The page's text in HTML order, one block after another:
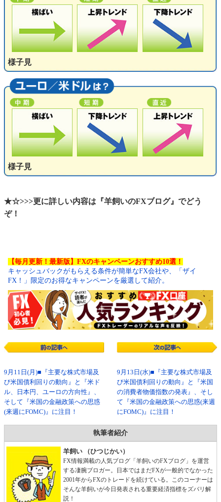
様子見
様子見
★☆>>>更に詳しい内容は『羊飼いのFXブログ』でどう
ぞ！
【毎月更新！最新版】FXのキャンペーンおすすめ10選！
キャッシュバックがもらえる条件が簡単なFX会社や、「ザイ
FX！」限定のお得なキャンペーンを厳選して紹介。
9月11日(月)■『主要な株式市場及
び米国債利回りの動向』と『米ド
ル、日本円、ユーロの方向性』、
そして『米国の金融政策への思惑
(来週にFOMC)』に注目！
9月13日(水)■『主要な株式市場及
び米国債利回りの動向』と『米国
の消費者物価指数の発表』、そし
て『米国の金融政策への思惑(来週
にFOMC)』に注目！
執筆者紹介
羊飼い （ひつじかい）
FX情報満載の人気ブログ「羊飼いのFXブログ」を運営
する凄腕ブロガー。日本ではまだFXが一般的でなかった
2001年からFXのトレードを続けている。このコーナーは
そんな羊飼いが今日発表される重要経済指標をズバリ解
説！